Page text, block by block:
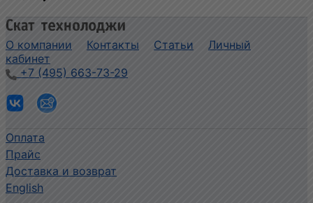
О компании Контакты Статьи
Личный
кабинет
+7 (495) 663-73-29
Оплата
Прайс
Доставка и возврат
English